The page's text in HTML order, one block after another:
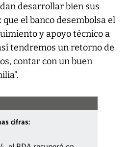
desarrollar bien sus
que el banco desembolsa el
y apoyo técnico a
tendremos un retorno de
contar con un buen
cifras: